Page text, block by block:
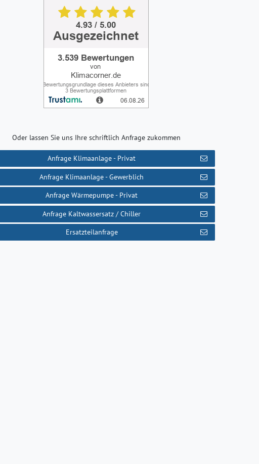
Oder lassen Sie uns Ihre schriftlich Anfrage zukommen
Anfrage Klimaanlage - Privat
Anfrage Klimaanlage - Gewerblich
Anfrage Wärmepumpe - Privat
Anfrage Kaltwassersatz / Chiller
Ersatzteilanfrage